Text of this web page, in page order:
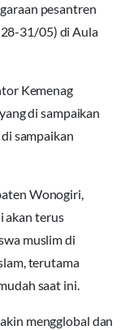
pesantren
31/05) di Aula
Kemenag
di sampaikan
sampaikan
Wonogiri,
akan terus
muslim di
terutama
saat ini.
mengglobal dan